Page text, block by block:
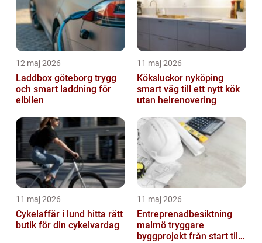
12 maj 2026
Laddbox göteborg trygg
och smart laddning för
elbilen
11 maj 2026
Köksluckor nyköping
smart väg till ett nytt kök
utan helrenovering
11 maj 2026
Cykelaffär i lund hitta rätt
butik för din cykelvardag
11 maj 2026
Entreprenadbesiktning
malmö tryggare
byggprojekt från start till